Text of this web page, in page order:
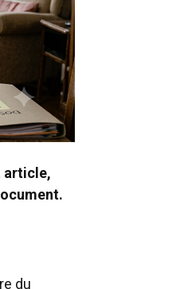
article,
du